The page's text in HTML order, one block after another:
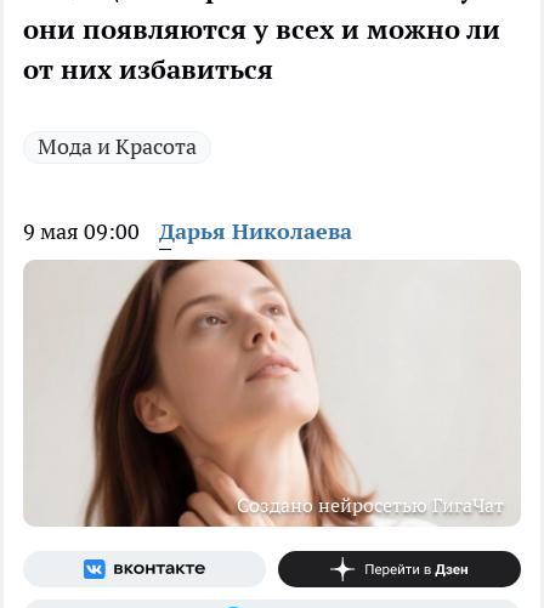
они появляются у всех и можно ли
от них избавиться
Мода и Красота
9 мая 09:00 Дарья Николаева
Создано нейросетью ГигаЧат